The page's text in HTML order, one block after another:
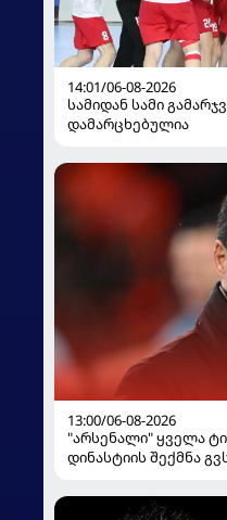
14:01/06-08-2026
სამიდან სამი
დამარცხებულია
13:00/06-08-2026
"არსენალი" ყველა
დინასტიის შექმნა